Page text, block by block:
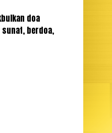
doa
sunat, berdoa,